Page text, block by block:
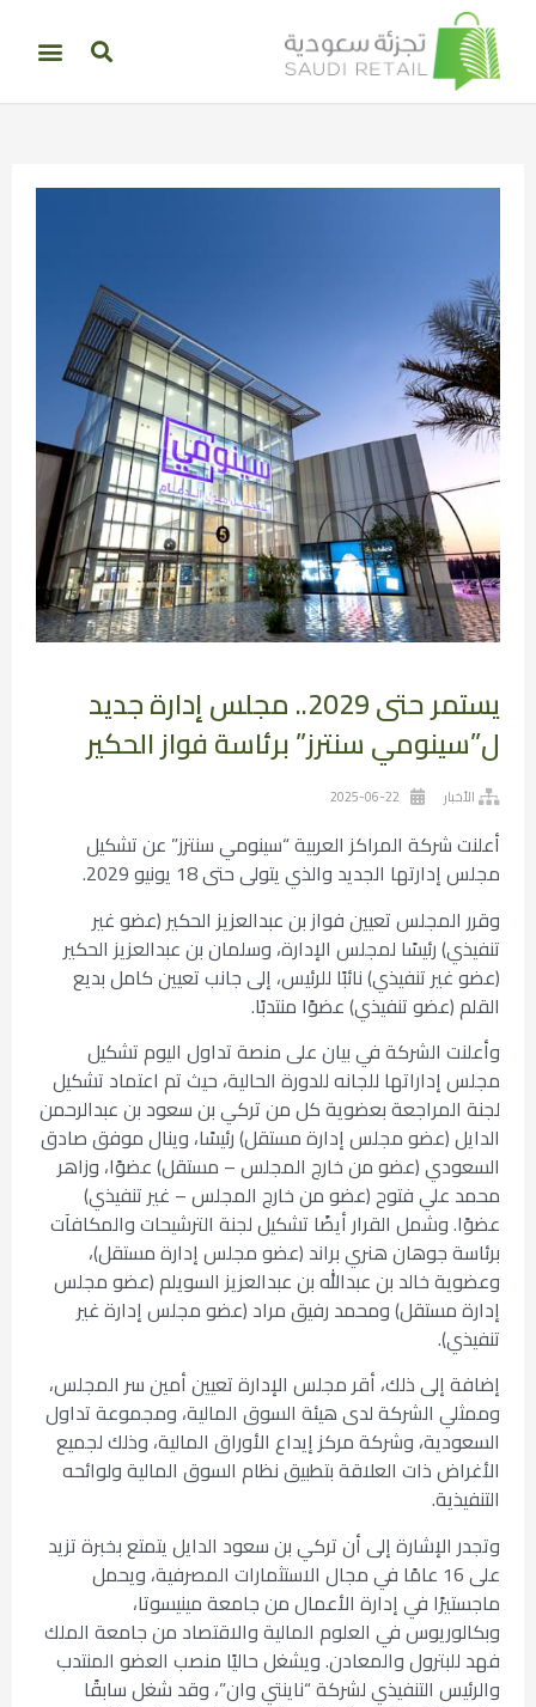
يستمر حتى 2029.. مجلس إدارة جديد
ل”سينومي سنترز” برئاسة فواز الحكير
الأخبار 2025-06-22
أعلنت شركة المراكز العربية “سينومي سنترز” عن تشكيل
مجلس إدارتها الجديد والذي يتولى حتى 18 يونيو 2029.
وقرر المجلس تعيين فواز بن عبدالعزيز الحكير (عضو غير
تنفيذي) رئيسًا لمجلس الإدارة، وسلمان بن عبدالعزيز الحكير
(عضو غير تنفيذي) نائبًا للرئيس، إلى جانب تعيين كامل بديع
القلم (عضو تنفيذي) عضوًا منتدبًا.
وأعلنت الشركة في بيان على منصة تداول اليوم تشكيل
مجلس إداراتها للجانه للدورة الحالية، حيث تم اعتماد تشكيل
لجنة المراجعة بعضوية كل من تركي بن سعود بن عبدالرحمن
الدايل (عضو مجلس إدارة مستقل) رئيسًا، وينال موفق صادق
السعودي (عضو من خارج المجلس – مستقل) عضوًا، وزاهر
محمد علي فتوح (عضو من خارج المجلس – غير تنفيذي)
عضوًا. وشمل القرار أيضًا تشكيل لجنة الترشيحات والمكافآت
برئاسة جوهان هنري براند (عضو مجلس إدارة مستقل)،
وعضوية خالد بن عبدالله بن عبدالعزيز السويلم (عضو مجلس
إدارة مستقل) ومحمد رفيق مراد (عضو مجلس إدارة غير
تنفيذي).
إضافة إلى ذلك، أقر مجلس الإدارة تعيين أمين سر المجلس،
وممثلي الشركة لدى هيئة السوق المالية، ومجموعة تداول
السعودية، وشركة مركز إيداع الأوراق المالية، وذلك لجميع
الأغراض ذات العلاقة بتطبيق نظام السوق المالية ولوائحه
التنفيذية.
وتجدر الإشارة إلى أن تركي بن سعود الدايل يتمتع بخبرة تزيد
على 16 عامًا في مجال الاستثمارات المصرفية، ويحمل
ماجستيرًا في إدارة الأعمال من جامعة مينيسوتا،
وبكالوريوس في العلوم المالية والاقتصاد من جامعة الملك
فهد للبترول والمعادن. ويشغل حاليًا منصب العضو المنتدب
والرئيس التنفيذي لشركة “ناينتي وان”، وقد شغل سابقًا